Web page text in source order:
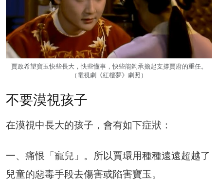
賈政希望寶玉快些長大，快些懂事，快些能夠承擔起支撐賈府的重任。
（電視劇《紅樓夢》劇照）
不要漠視孩子
在漠視中長大的孩子，會有如下症狀：
一、痛恨「寵兒」。所以賈環用種種遠遠超越了
兒童的惡毒手段去傷害或陷害寶玉。